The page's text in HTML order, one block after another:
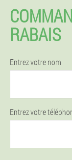
RABAIS
Entrez votre nom
Entrez votre